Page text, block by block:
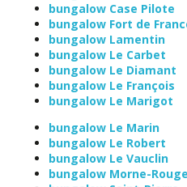
bungalow Case Pilote
bungalow Fort de
bungalow Lamentin
bungalow Le Carbet
bungalow Le Diamant
bungalow Le François
bungalow Le Marigot
bungalow Le Marin
bungalow Le Robert
bungalow Le Vauclin
bungalow Morne-Rouge